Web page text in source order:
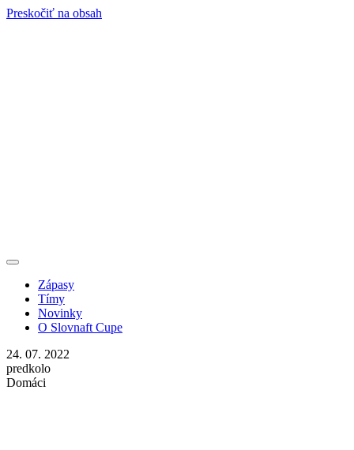
Preskočiť na obsah
Zápasy
Tímy
Novinky
O Slovnaft Cupe
24. 07. 2022
predkolo
Domáci